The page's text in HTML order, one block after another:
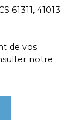
61311, 41013
de vos
notre